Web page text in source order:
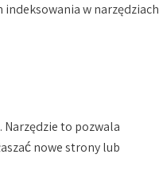
w narzędziach
to pozwala
nowe strony lub